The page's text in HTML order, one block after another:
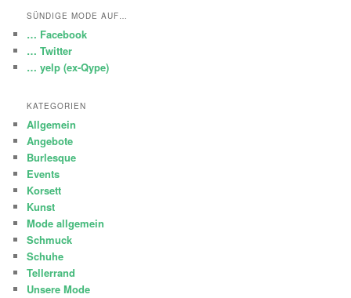
SÜNDIGE MODE AUF…
… Facebook
… Twitter
… yelp (ex-Qype)
KATEGORIEN
Allgemein
Angebote
Burlesque
Events
Korsett
Kunst
Mode allgemein
Schmuck
Schuhe
Tellerrand
Unsere Mode